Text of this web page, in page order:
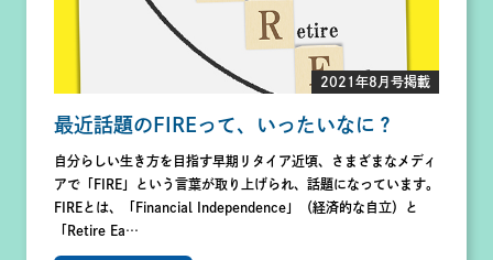
2021年8月号掲載
最近話題のFIREって、いったいなに？
自分らしい生き方を目指す早期リタイア近頃、さまざまなメディ
アで「FIRE」という言葉が取り上げられ、話題になっています。
FIREとは、「Financial Independence」（経済的な自立）と
「Retire Ea…